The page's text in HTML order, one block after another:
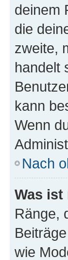
deinem
die
zweite,
handelt
kann
Wenn
Nach
Was
Ränge,
wie